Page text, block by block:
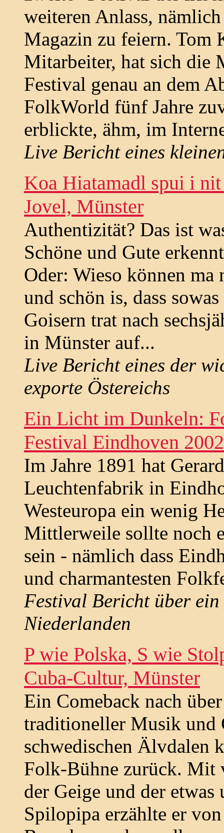
weiteren Anlass,
Magazin zu feiern. Tom
Mitarbeiter, hat sich die
Festival genau an dem
FolkWorld fünf Jahre
erblickte, ähm, im
Live Bericht eines
Koa Hiatamadl spui i
Jovel, Münster
Authentizität? Das ist
Schöne und Gute
Oder: Wieso können ma
und schön is, dass
Goisern trat nach
in Münster auf...
Live Bericht eines der
exporte Östereichs
Ein Licht im Dunkeln:
Festival Eindhoven 2002
Im Jahre 1891 hat
Leuchtenfabrik in
Westeuropa ein wenig
Mittlerweile sollte noch
sein - nämlich dass
und charmantesten
Festival Bericht über
Niederlanden
P wie Polska, S wie
Cuba-Cultur, Münster
Ein Comeback nach
traditioneller Musik und
schwedischen Älvdalen
Folk-Bühne zurück. Mit
der Geige und der
Spilopipa erzählte er